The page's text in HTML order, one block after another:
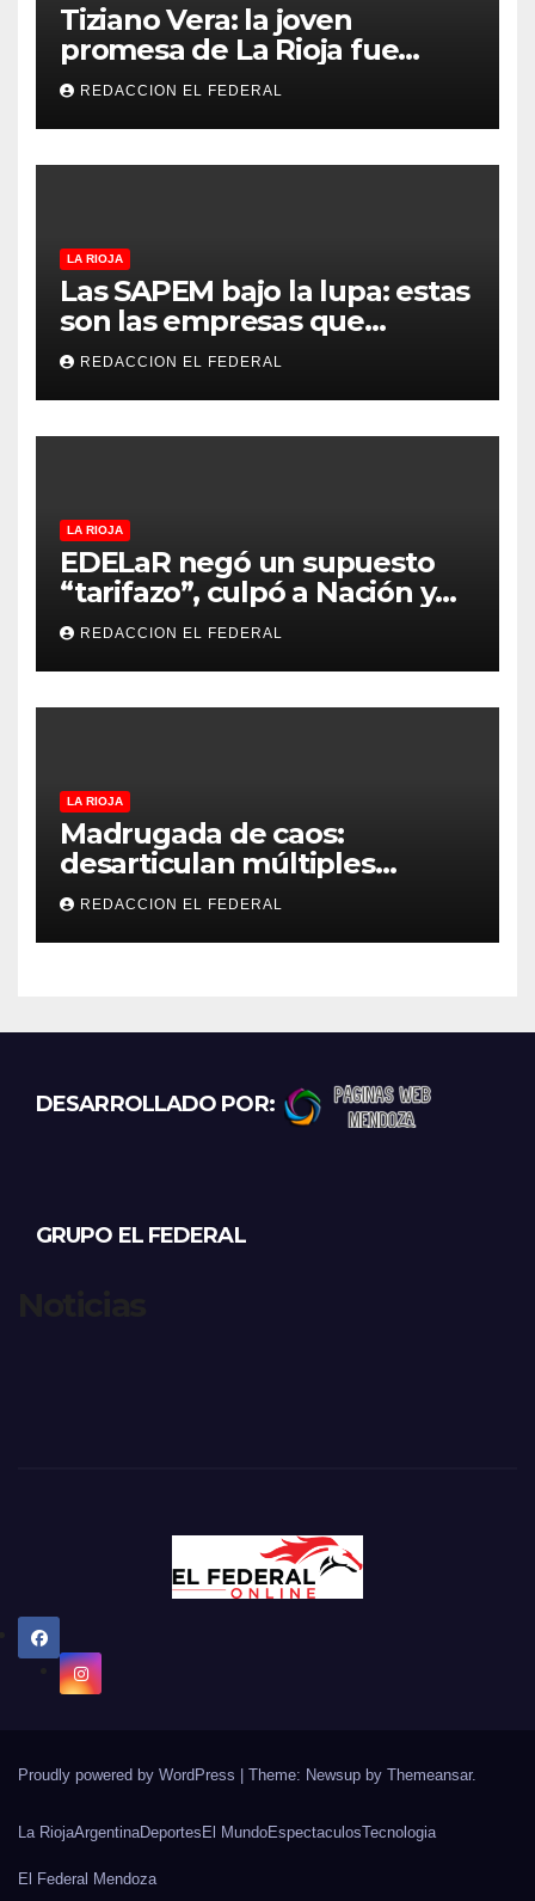
Tiziano Vera: la joven
promesa de La Rioja fue
convocado a la Selección
Argentina sub-15
REDACCION EL FEDERAL
LA RIOJA
Las SAPEM bajo la lupa: estas
son las empresas que
evalúan vender a capitales
privados
REDACCION EL FEDERAL
LA RIOJA
EDELaR negó un supuesto
“tarifazo”, culpó a Nación y
defendió los mecanismos de
medición: “la empresa
factura lo que lee, no lo que
estima”
REDACCION EL FEDERAL
LA RIOJA
Madrugada de caos:
desarticulan múltiples
“rodadas” y detienen a
motociclistas violentos
REDACCION EL FEDERAL
DESARROLLADO POR:
GRUPO EL FEDERAL
Proudly powered by WordPress | Theme: Newsup by Themeansar.
La RiojaArgentinaDeportes El MundoEspectaculosTecnologia
El Federal Mendoza